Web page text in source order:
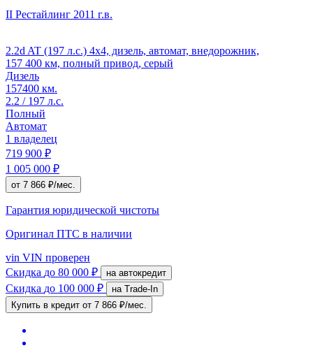
II Рестайлинг 2011 г.в.
2.2d AT (197 л.с.) 4x4, дизель, автомат, внедорожник,
157 400 км, полный привод, серый
Дизель
157400 км.
2.2 / 197 л.с.
Полный
Автомат
1 владелец
719 900 ₽
1 005 000 ₽
от 7 866 ₽/мес.
Гарантия юридической чистоты
Оригинал ПТС в наличии
vin VIN проверен
Скидка до 80 000 ₽ на автокредит
Скидка до 100 000 ₽
на Trade-In
Купить в кредит от 7 866 ₽/мес.